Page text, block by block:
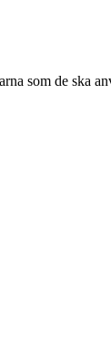
som de ska